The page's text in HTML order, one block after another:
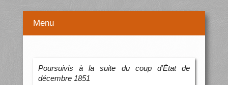
Menu
Poursuivis à la suite du coup d’État de
décembre 1851